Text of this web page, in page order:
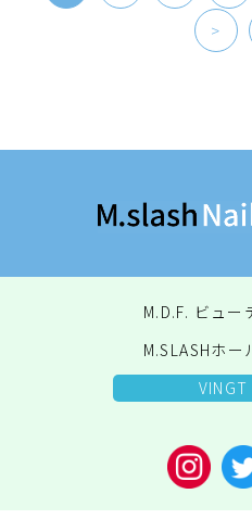
>
M.D.F. ビュー
M.SLASHホー
VINGT